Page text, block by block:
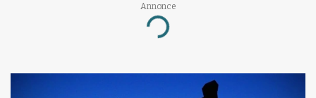
Annonce
Loading...